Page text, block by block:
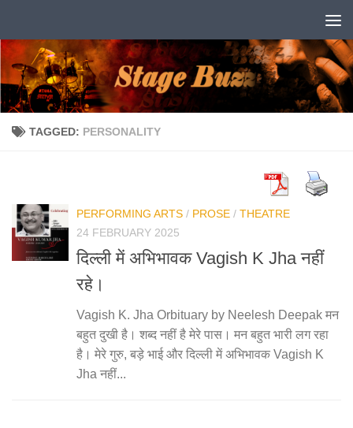
TAGGED: PERSONALITY
PERFORMING ARTS / PROSE / THEATRE
24 FEBRUARY 2025
दिल्ली में अभिभावक Vagish K Jha नहीं
रहे।
Vagish K. Jha Orbituary by Neelesh Deepak मन
बहुत दुखी है। शब्द नहीं है मेरे पास। मन बहुत भारी लग रहा
है। मेरे गुरु, बड़े भाई और दिल्ली में अभिभावक Vagish K
Jha नहीं...